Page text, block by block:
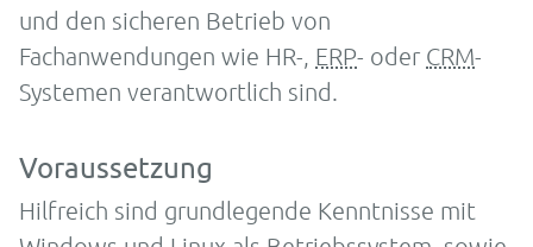
und den sicheren Betrieb von
Fachanwendungen wie HR-, ERP- oder CRM-
Systemen verantwortlich sind.
Voraussetzung
Hilfreich sind grundlegende Kenntnisse mit